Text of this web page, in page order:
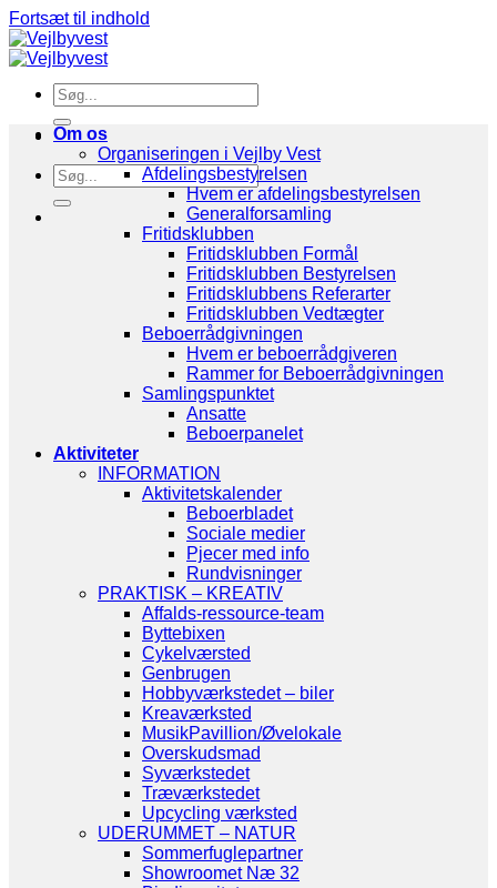
Fortsæt til indhold
Om os
Organiseringen i Vejlby Vest
Afdelingsbestyrelsen
Hvem er afdelingsbestyrelsen
Generalforsamling
Fritidsklubben
Fritidsklubben Formål
Fritidsklubben Bestyrelsen
Fritidsklubbens Referarter
Fritidsklubben Vedtægter
Beboerrådgivningen
Hvem er beboerrådgiveren
Rammer for Beboerrådgivningen
Samlingspunktet
Ansatte
Beboerpanelet
Aktiviteter
INFORMATION
Aktivitetskalender
Beboerbladet
Sociale medier
Pjecer med info
Rundvisninger
PRAKTISK – KREATIV
Affalds-ressource-team
Byttebixen
Cykelværsted
Genbrugen
Hobbyværkstedet – biler
Kreaværksted
MusikPavillion/Øvelokale
Overskudsmad
Syværkstedet
Træværkstedet
Upcycling værksted
UDERUMMET – NATUR
Sommerfuglepartner
Showroomet Næ 32